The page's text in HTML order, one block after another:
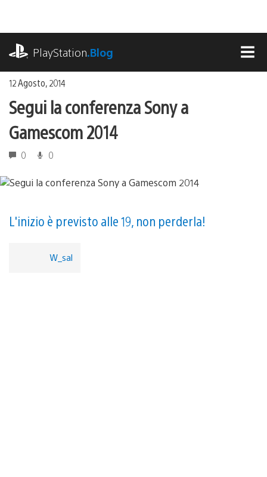
contenuto
PlayStation.Blog
12 Agosto, 2014
Segui la conferenza Sony a
Gamescom 2014
0 0
L'inizio è previsto alle 19, non perderla!
W_sal